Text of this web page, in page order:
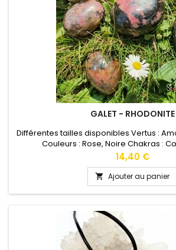
GALET - RHODONITE
Différentes tailles disponibles Vertus :
Couleurs : Rose, Noire Chakras :
Prix
14,40 €
 Ajouter au panier